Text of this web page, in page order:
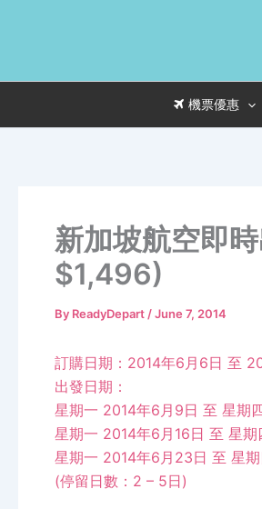
機票優惠
新加坡航空即
$1,496)
By ReadyDepart /June 7, 2014
訂購日期：2014年6月6日 至
出發日期：
星期一 2014年6月9日 至 星期
星期一 2014年6月16日 至 星
星期一 2014年6月23日 至 星
(停留日數：2 – 5日)